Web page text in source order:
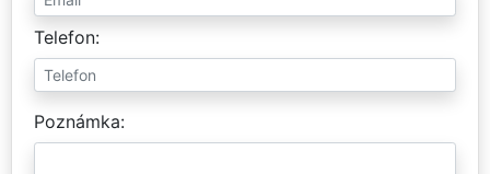
Telefon
Poznámka